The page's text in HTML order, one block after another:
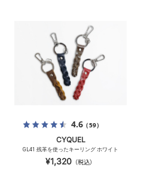
4.6（59）
CYQUEL
GL41 残革を使ったキーリング ホワイト
¥1,320 （税込）